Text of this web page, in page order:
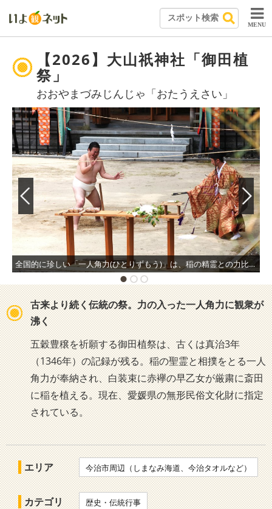
MENU
【2026】大山祇神社「御田植
祭」
おおやまづみじんじゃ「おたうえさい」
全国的に珍しい「一人角力(ひとりずもう)」は、稲の精霊との力比べである。
古来より続く伝統の祭。力の入った一人角力に観衆が
沸く
五穀豊穣を祈願する御田植祭は、古くは真治3年
（1346年）の記録が残る。稲の聖霊と相撲をとる一人
角力が奉納され、白装束に赤襷の早乙女が厳粛に斎田
に稲を植える。現在、愛媛県の無形民俗文化財に指定
されている。
エリア 今治市周辺（しまなみ海道、今治タオルなど）
カテゴリ 歴史・伝統行事